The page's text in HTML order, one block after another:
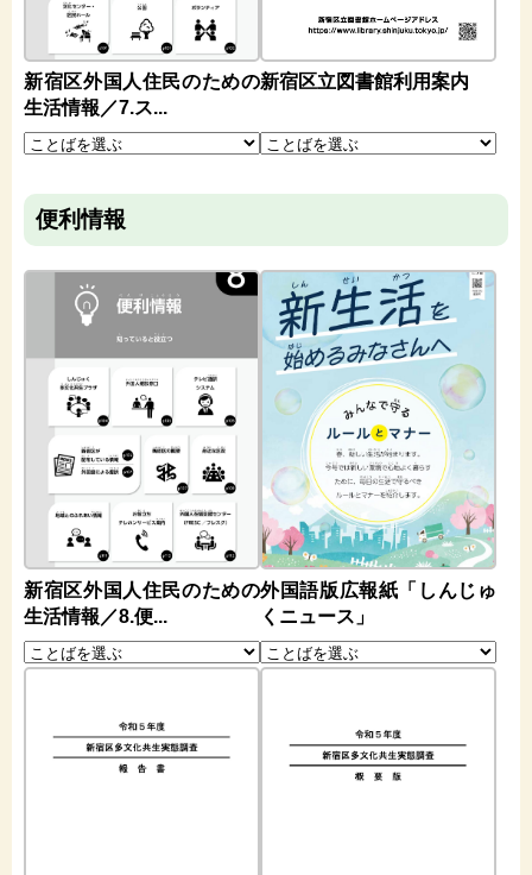
新宿区外国人住民のための
生活情報／7.ス...
新宿区立図書館利用案内
便利情報
新宿区外国人住民のための
生活情報／8.便...
外国語版広報紙「しんじゅ
くニュース」